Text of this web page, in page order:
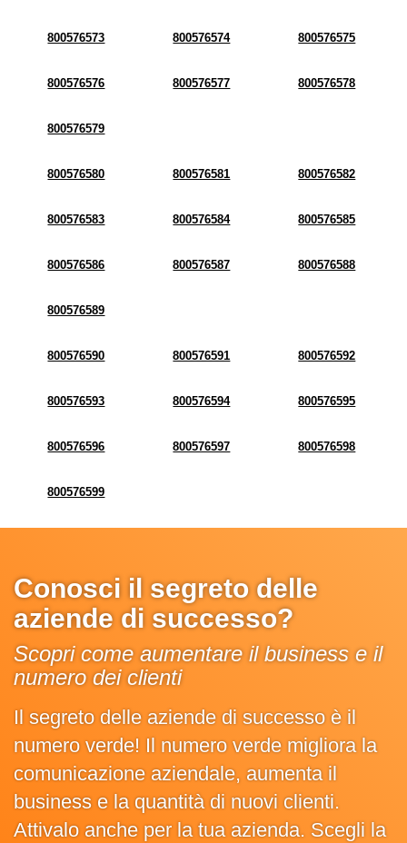
800576573 800576574 800576575
800576576 800576577 800576578
800576579
800576580 800576581 800576582
800576583 800576584 800576585
800576586 800576587 800576588
800576589
800576590 800576591 800576592
800576593 800576594 800576595
800576596 800576597 800576598
800576599
Conosci il segreto delle
aziende di successo?
Scopri come aumentare il business e il
numero dei clienti
Il segreto delle aziende di successo è il
numero verde! Il numero verde migliora la
comunicazione aziendale, aumenta il
business e la quantità di nuovi clienti.
Attivalo anche per la tua azienda. Scegli la